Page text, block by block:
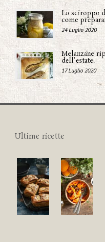
Lo sciroppo
come
24 Luglio 2020
Melanzane
dell'estate.
17 Luglio 2020
Ultime ricette